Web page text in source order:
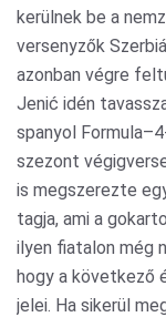
kerülnek be a
versenyzők
azonban végre
Jenić idén
spanyol
szezont
is megszerezte
tagja, ami a
ilyen fiatalon még
hogy a következő
jelei. Ha sikerül